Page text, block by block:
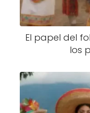
El papel del
los